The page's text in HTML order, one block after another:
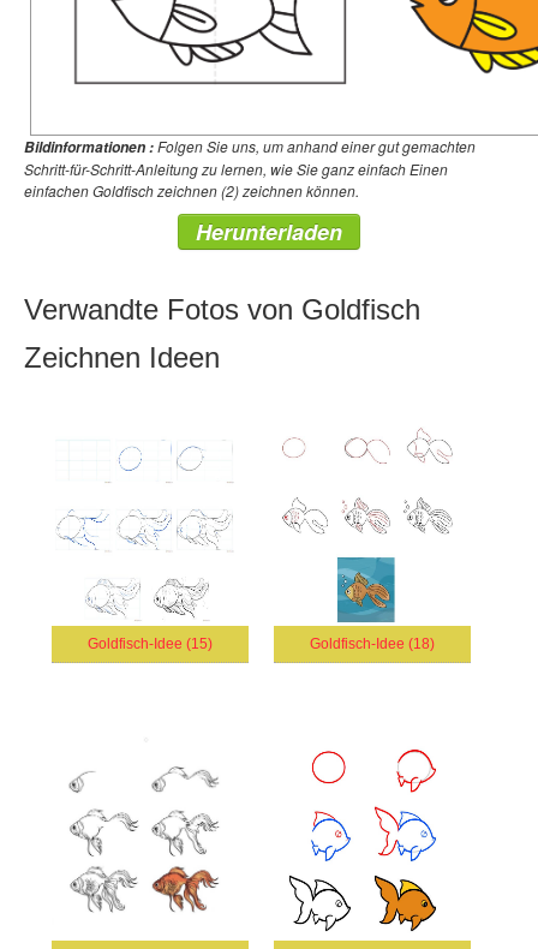
Bildinformationen :Folgen Sie uns, um anhand einer gut gemachten
Schritt-für-Schritt-Anleitung zu lernen, wie Sie ganz einfach Einen
einfachen Goldfisch zeichnen (2) zeichnen können.
Herunterladen
Verwandte Fotos von Goldfisch
Zeichnen Ideen
Goldfisch-Idee (15) Goldfisch-Idee (18)